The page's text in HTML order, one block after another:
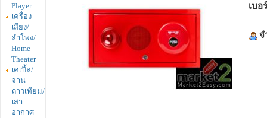
Player
เครื่อง
เสียง/
ลำโพง/
Home
Theater
เคเบิ้ล/
จาน
ดาวเทียม/
เสา
อากาศ
เบอ
จ